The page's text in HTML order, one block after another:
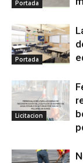
Portada
Portada
Licitacion